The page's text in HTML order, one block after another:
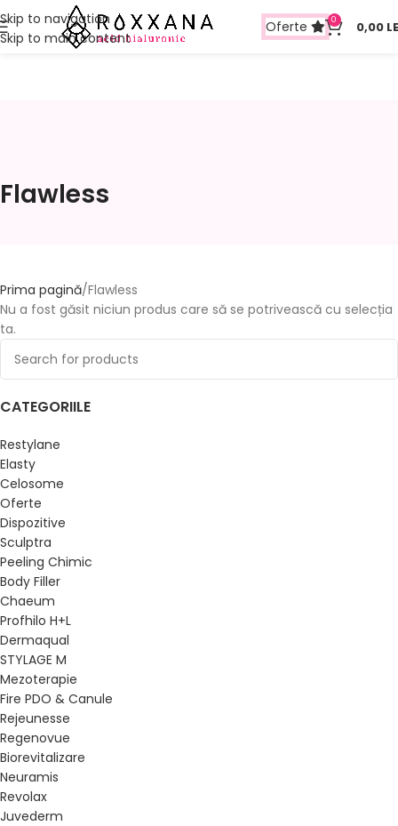
Skip to navigation
Skip to main content
Oferte 0 0,00
Flawless
CATEGORIILE
Restylane
Elasty
Celosome
Oferte
Dispozitive
Sculptra
Peeling Chimic
Body Filler
Chaeum
Profhilo H+L
Dermaqual
STYLAGE M
Mezoterapie
Fire PDO & Canule
Rejeunesse
Regenovue
Biorevitalizare
Neuramis
Revolax
Juvederm
Prima pagină Flawless
Nu a fost găsit niciun produs care să se potrivească cu selecția
ta.